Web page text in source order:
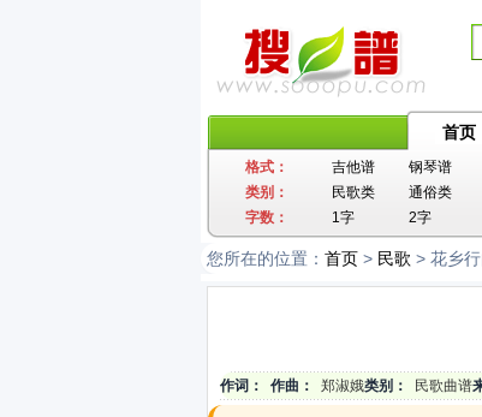
首页
格式： 吉他谱 钢琴谱
类别：
民歌类 通俗类
字数：
1字 2字
您所在的位置： 首页 > 民歌 > 花乡
作词： 作曲： 郑淑娥类别： 民歌曲谱